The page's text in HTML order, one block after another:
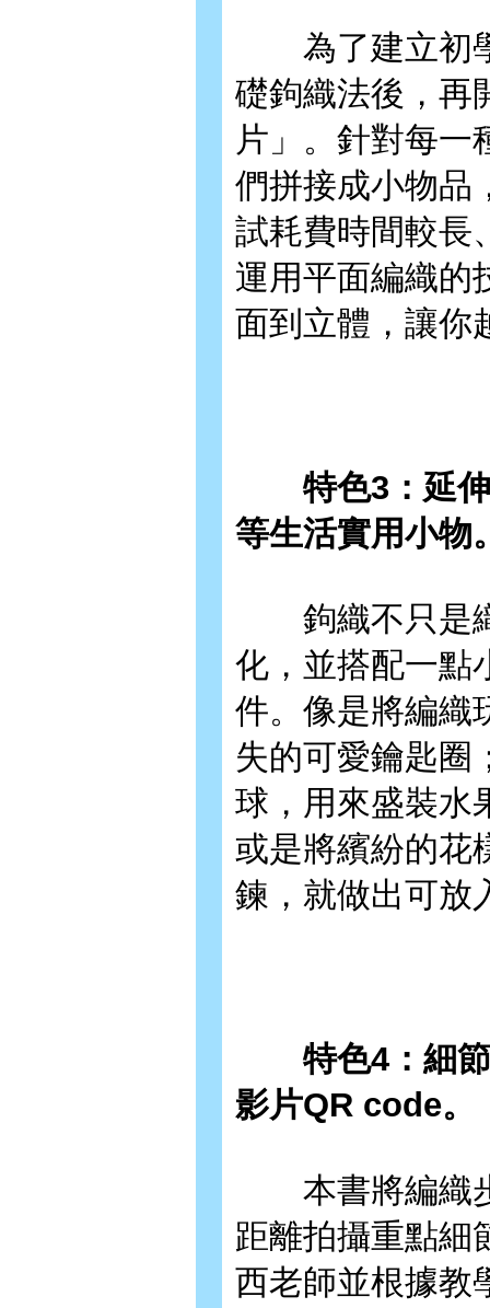
為了建立初學
礎鉤織法後，再
片」。針對每一
們拼接成小物品
試耗費時間較長
運用平面編織的
面到立體，讓你
特色3：延伸
等生活實用小物
鉤織不只是織
化，並搭配一點
件。像是將編織
失的可愛鑰匙圈
球，用來盛裝水
或是將繽紛的花
鍊，就做出可放
特色4：細節
影片QR code。
本書將編織步
距離拍攝重點細
西老師並根據教